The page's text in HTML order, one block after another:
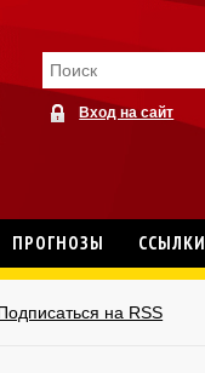
Вход на сайт
ПРОГНОЗЫ ССЫЛКИ
на RSS